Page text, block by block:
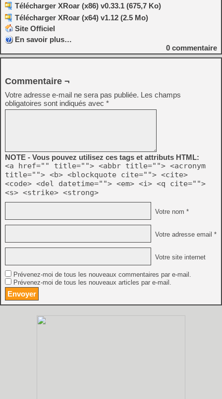
Télécharger XRoar (x86) v0.33.1 (675,7 Ko)
Télécharger XRoar (x64) v1.12 (2.5 Mo)
Site Officiel
En savoir plus…
0 commentaire
Commentaire ¬
Votre adresse e-mail ne sera pas publiée. Les champs
obligatoires sont indiqués avec *
NOTE - Vous pouvez utilisez ces tags et attributs HTML:
<a href="" title=""> <abbr title=""> <acronym
title=""> <b> <blockquote cite=""> <cite>
<code> <del datetime=""> <em> <i> <q cite="">
<s> <strike> <strong>
Votre nom *
Votre adresse email *
Votre site internet
Prévenez-moi de tous les nouveaux commentaires par e-mail.
Prévenez-moi de tous les nouveaux articles par e-mail.